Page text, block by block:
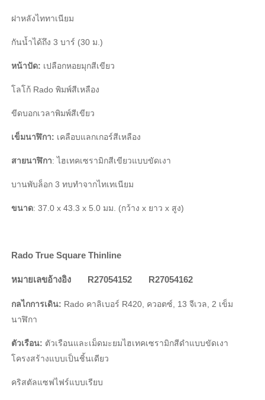
ฝาหลังไททาเนียม
กันนํ้าได้ถึง 3 บาร์ (30 ม.)
หน้าปัด: เปลือกหอยมุกสีเขียว
โลโก้ Rado พิมพ์สีเหลือง
ขีดบอกเวลาพิมพ์สีเขียว
เข็มนาฬิกา: เคลือบแลกเกอร์สีเหลือง
สายนาฬิกา: ไฮเทคเซรามิกสีเขียวแบบขัดเงา
บานพับล็อก 3 ทบทำจากไทเทเนียม
ขนาด: 37.0 x 43.3 x 5.0 มม. (กว้าง x ยาว x สูง)
Rado True Square Thinline
หมายเลขอ้างอิง R27054152 R27054162
กลไกการเดิน: Rado คาลิเบอร์ R420, ควอตซ์, 13 จีเวล, 2 เข็ม
นาฬิกา
ตัวเรือน: ตัวเรือนและเม็ดมะยมไฮเทคเซรามิกสีดำแบบขัดเงา
โครงสร้างแบบเป็นชิ้นเดียว
คริสตัลแซฟไฟร์แบบเรียบ